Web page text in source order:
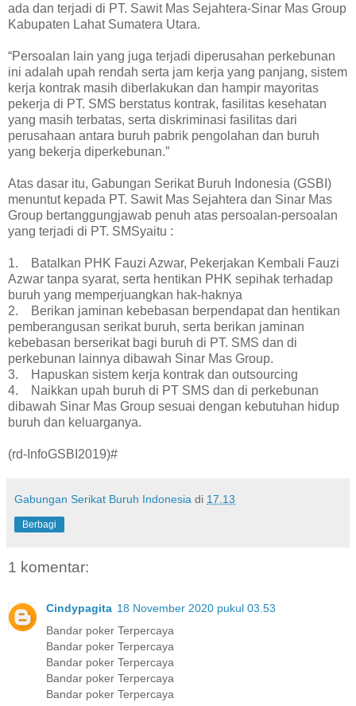
ada dan terjadi di PT. Sawit Mas Sejahtera-Sinar Mas Group
Kabupaten Lahat Sumatera Utara.
“Persoalan lain yang juga terjadi diperusahan perkebunan
ini adalah upah rendah serta jam kerja yang panjang, sistem
kerja kontrak masih diberlakukan dan hampir mayoritas
pekerja di PT. SMS berstatus kontrak, fasilitas kesehatan
yang masih terbatas, serta diskriminasi fasilitas dari
perusahaan antara buruh pabrik pengolahan dan buruh
yang bekerja diperkebunan.”
Atas dasar itu, Gabungan Serikat Buruh Indonesia (GSBI)
menuntut kepada PT. Sawit Mas Sejahtera dan Sinar Mas
Group bertanggungjawab penuh atas persoalan-persoalan
yang terjadi di PT. SMSyaitu :
1. Batalkan PHK Fauzi Azwar, Pekerjakan Kembali Fauzi
Azwar tanpa syarat, serta hentikan PHK sepihak terhadap
buruh yang memperjuangkan hak-haknya
2. Berikan jaminan kebebasan berpendapat dan hentikan
pemberangusan serikat buruh, serta berikan jaminan
kebebasan berserikat bagi buruh di PT. SMS dan di
perkebunan lainnya dibawah Sinar Mas Group.
3. Hapuskan sistem kerja kontrak dan outsourcing
4. Naikkan upah buruh di PT SMS dan di perkebunan
dibawah Sinar Mas Group sesuai dengan kebutuhan hidup
buruh dan keluarganya.
(rd-InfoGSBI2019)#
Gabungan Serikat Buruh Indonesia di 17.13
Berbagi
1 komentar:
Cindypagita 18 November 2020 pukul 03.53
Bandar poker Terpercaya
Bandar poker Terpercaya
Bandar poker Terpercaya
Bandar poker Terpercaya
Bandar poker Terpercaya